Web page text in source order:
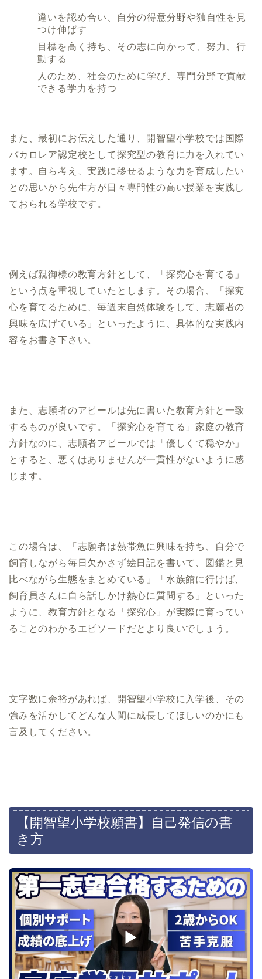
違いを認め合い、自分の得意分野や独自性を見
つけ伸ばす
目標を高く持ち、その志に向かって、努力、行
動する
人のため、社会のために学び、専門分野で貢献
できる学力を持つ
また、最初にお伝えした通り、開智望小学校では国際
バカロレア認定校として探究型の教育に力を入れてい
ます。自ら考え、実践に移せるような力を育成したい
との思いから先生方が日々専門性の高い授業を実践し
ておられる学校です。
例えば親御様の教育方針として、「探究心を育てる」
という点を重視していたとします。その場合、「探究
心を育てるために、毎週末自然体験をして、志願者の
興味を広げている」といったように、具体的な実践内
容をお書き下さい。
また、志願者のアピールは先に書いた教育方針と一致
するものが良いです。「探究心を育てる」家庭の教育
方針なのに、志願者アピールでは「優しくて穏やか」
とすると、悪くはありませんが一貫性がないように感
じます。
この場合は、「志願者は熱帯魚に興味を持ち、自分で
飼育しながら毎日欠かさず絵日記を書いて、図鑑と見
比べながら生態をまとめている」「水族館に行けば、
飼育員さんに自ら話しかけ熱心に質問する」といった
ように、教育方針となる「探究心」が実際に育ってい
ることのわかるエピソードだとより良いでしょう。
文字数に余裕があれば、開智望小学校に入学後、その
強みを活かしてどんな人間に成長してほしいのかにも
言及してください。
【開智望小学校願書】自己発信の書
き方